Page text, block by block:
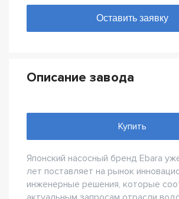
Описание завода
Купить
Японский насосный бренд Ebara
лет поставляет на рынок
инженерные решения, которые